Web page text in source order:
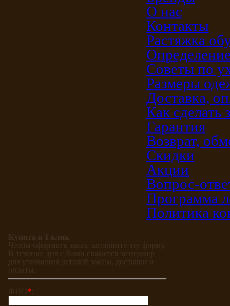
О нас
Контакты
Растяжка
Советы по
Размеры
Доставка,
Как сделать
Гарантия
Возврат,
Скидки
Акции
Вопрос-
Программа
Политика
Купить в 1 клик
Чтобы оформить заказ, заполните эту форму.
В течение дня с Вами свяжется менеджер
для уточнения деталей заказа, доставки и
оплаты.
ФИО*